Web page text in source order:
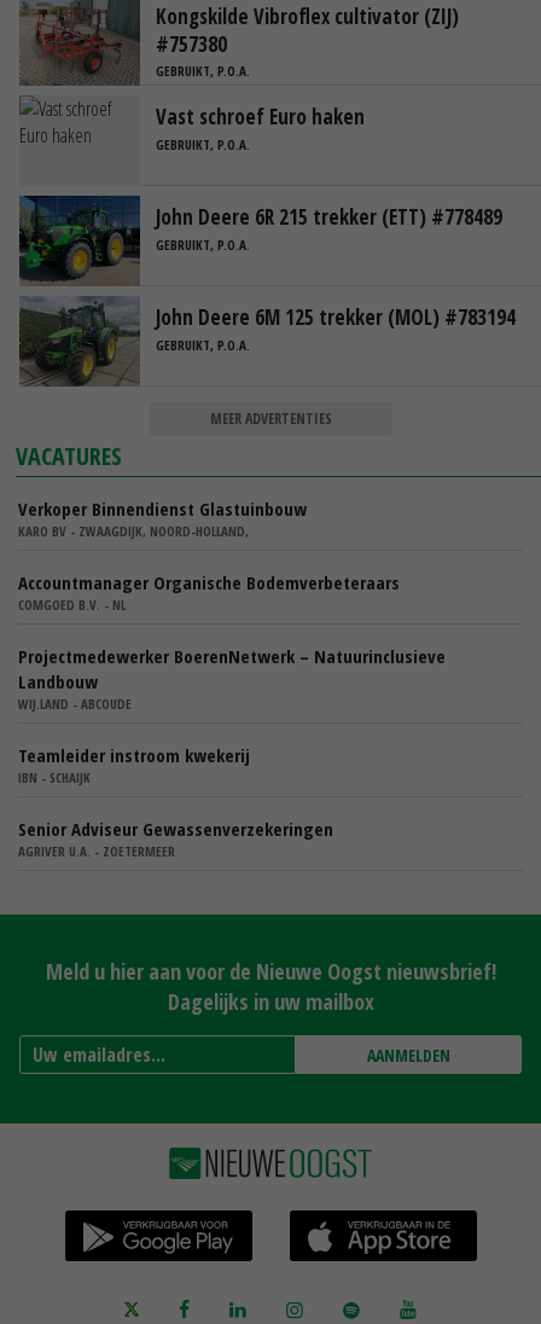
Kongskilde Vibroflex cultivator (ZIJ)
#757380
GEBRUIKT, P.O.A.
Vast schroef Euro haken
GEBRUIKT, P.O.A.
John Deere 6R 215 trekker (ETT) #778489
GEBRUIKT, P.O.A.
John Deere 6M 125 trekker (MOL) #783194
GEBRUIKT, P.O.A.
MEER ADVERTENTIES
VACATURES
Verkoper Binnendienst Glastuinbouw
KARO BV - ZWAAGDIJK, NOORD-HOLLAND,
Accountmanager Organische Bodemverbeteraars
COMGOED B.V. - NL
Projectmedewerker BoerenNetwerk – Natuurinclusieve
Landbouw
WIJ.LAND - ABCOUDE
Teamleider instroom kwekerij
IBN - SCHAIJK
Senior Adviseur Gewassenverzekeringen
AGRIVER U.A. - ZOETERMEER
Meld u hier aan voor de Nieuwe Oogst nieuwsbrief!
Dagelijks in uw mailbox
AANMELDEN